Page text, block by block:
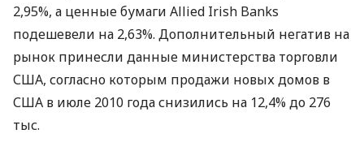
2,95%, а ценные бумаги Allied Irish Banks
подешевели на 2,63%. Дополнительный негатив на
рынок принесли данные министерства торговли
США, согласно которым продажи новых домов в
США в июле 2010 года снизились на 12,4% до 276
тыс.